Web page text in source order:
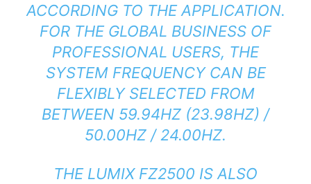
ACCORDING TO THE APPLICATION.
FOR THE GLOBAL BUSINESS OF
PROFESSIONAL USERS, THE
SYSTEM FREQUENCY CAN BE
FLEXIBLY SELECTED FROM
BETWEEN 59.94HZ (23.98HZ) /
50.00HZ / 24.00HZ.
THE LUMIX FZ2500 IS ALSO